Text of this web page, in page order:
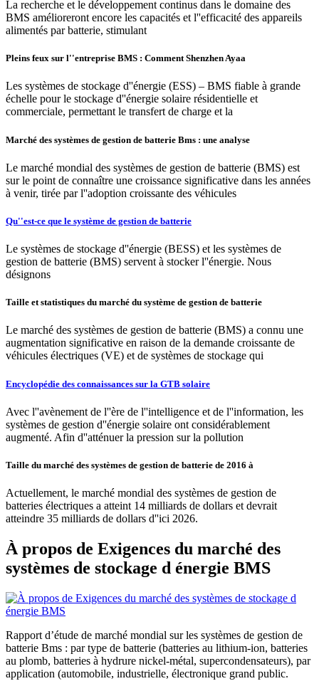
La recherche et le développement continus dans le domaine des
BMS amélioreront encore les capacités et l''efficacité des appareils
alimentés par batterie, stimulant
Pleins feux sur l''entreprise BMS : Comment Shenzhen Ayaa
Les systèmes de stockage d''énergie (ESS) – BMS fiable à grande
échelle pour le stockage d''énergie solaire résidentielle et
commerciale, permettant le transfert de charge et la
Marché des systèmes de gestion de batterie Bms : une analyse
Le marché mondial des systèmes de gestion de batterie (BMS) est
sur le point de connaître une croissance significative dans les années
à venir, tirée par l''adoption croissante des véhicules
Qu''est-ce que le système de gestion de batterie
Le systèmes de stockage d''énergie (BESS) et les systèmes de
gestion de batterie (BMS) servent à stocker l''énergie. Nous
désignons
Taille et statistiques du marché du système de gestion de batterie
Le marché des systèmes de gestion de batterie (BMS) a connu une
augmentation significative en raison de la demande croissante de
véhicules électriques (VE) et de systèmes de stockage qui
Encyclopédie des connaissances sur la GTB solaire
Avec l''avènement de l''ère de l''intelligence et de l''information, les
systèmes de gestion d''énergie solaire ont considérablement
augmenté. Afin d''atténuer la pression sur la pollution
Taille du marché des systèmes de gestion de batterie de 2016 à
Actuellement, le marché mondial des systèmes de gestion de
batteries électriques a atteint 14 milliards de dollars et devrait
atteindre 35 milliards de dollars d''ici 2026.
À propos de Exigences du marché des
systèmes de stockage d énergie BMS
Rapport d’étude de marché mondial sur les systèmes de gestion de
batterie Bms : par type de batterie (batteries au lithium-ion, batteries
au plomb, batteries à hydrure nickel-métal, supercondensateurs), par
application (automobile, industrielle, électronique grand public.